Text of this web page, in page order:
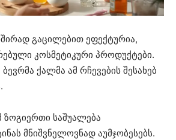
გაცილებით ეფექტურია,
კოსმეტიკური პროდუქტები.
ქალმა ამ რჩევების შესახებ
ზოგიერთი საშუალება
მნიშვნელოვნად აუმჯობესებს.